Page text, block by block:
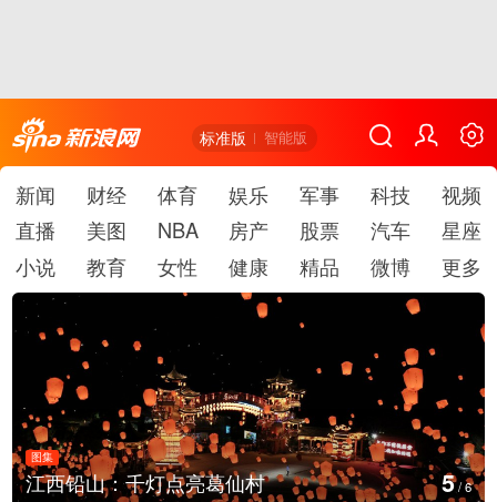
标准版 智能版
新闻 财经 体育 娱乐 军事 科技
视频
直播
美图 NBA 房产 股票 汽车
星座
小说
教育 女性 健康 精品 微博 更多
图集
上海：七彩稻田画迎最佳观赏期 6/6